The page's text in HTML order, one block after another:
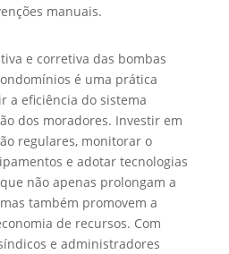
manuais.
e corretiva das bombas
é uma prática
a eficiência do sistema
dos moradores. Investir em
regulares, monitorar o
e adotar tecnologias
não apenas prolongam a
também promovem a
de recursos. Com
e administradores